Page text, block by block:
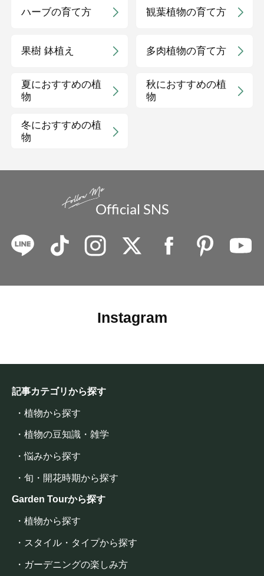
ハーブの育て方 観葉植物の育て方
果樹 鉢植え 多肉植物の育て方
夏におすすめの植
物
秋におすすめの植
物
冬におすすめの植
物
Official SNS
Instagram
記事カテゴリから探す
・植物から探す
・植物の豆知識・雑学
・悩みから探す
・旬・開花時期から探す
Garden Tourから探す
・植物から探す
・スタイル・タイプから探す
・ガーデニングの楽しみ方